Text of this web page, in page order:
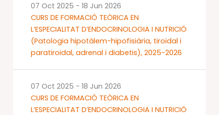
CURS DE FORMACIÓ TEÒRICA EN
L’ESPECIALITAT D’ENDOCRINOLOGIA I NUTRICIÓ
(Patologia hipotàlem-hipofisiària, tiroidal i
paratiroidal, adrenal i diabetis), 2025-2026
07 Oct 2025 - 18 Jun 2026
CURS DE FORMACIÓ TEÒRICA EN
L’ESPECIALITAT D’ENDOCRINOLOGIA I NUTRICIÓ
07 Oct 2025 - 18 Jun 2026